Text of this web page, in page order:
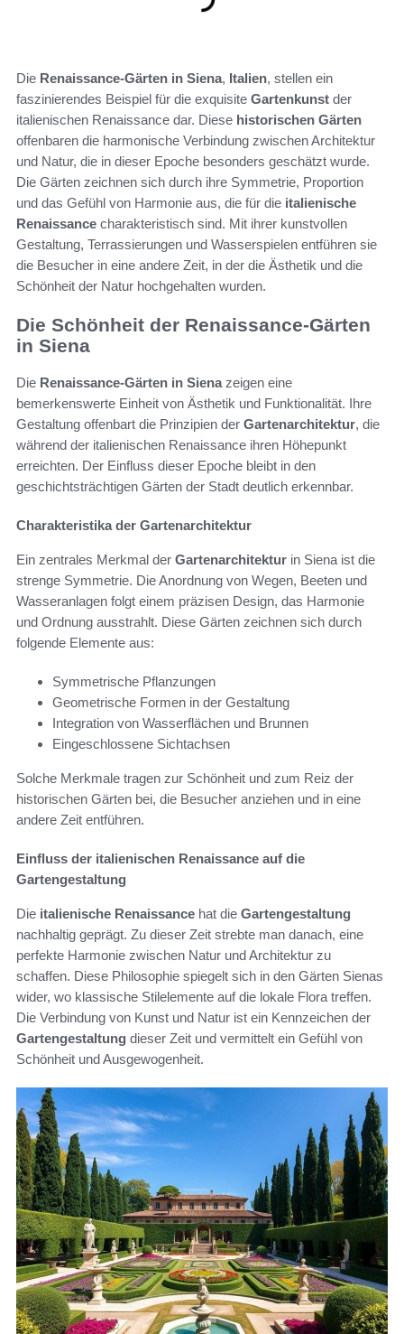
Die Renaissance-Gärten in Siena, Italien, stellen ein
faszinierendes Beispiel für die exquisite Gartenkunst der
italienischen Renaissance dar. Diese historischen Gärten
offenbaren die harmonische Verbindung zwischen Architektur
und Natur, die in dieser Epoche besonders geschätzt wurde.
Die Gärten zeichnen sich durch ihre Symmetrie, Proportion
und das Gefühl von Harmonie aus, die für die italienische
Renaissance charakteristisch sind. Mit ihrer kunstvollen
Gestaltung, Terrassierungen und Wasserspielen entführen sie
die Besucher in eine andere Zeit, in der die Ästhetik und die
Schönheit der Natur hochgehalten wurden.
Die Schönheit der Renaissance-Gärten
in Siena
Die Renaissance-Gärten in Sienazeigen eine
bemerkenswerte Einheit von Ästhetik und Funktionalität. Ihre
Gestaltung offenbart die Prinzipien der Gartenarchitektur, die
während der italienischen Renaissance ihren Höhepunkt
erreichten. Der Einfluss dieser Epoche bleibt in den
geschichtsträchtigen Gärten der Stadt deutlich erkennbar.
Charakteristika der Gartenarchitektur
Ein zentrales Merkmal der Gartenarchitektur in Siena ist die
strenge Symmetrie. Die Anordnung von Wegen, Beeten und
Wasseranlagen folgt einem präzisen Design, das Harmonie
und Ordnung ausstrahlt. Diese Gärten zeichnen sich durch
folgende Elemente aus:
Symmetrische Pflanzungen
Geometrische Formen in der Gestaltung
Integration von Wasserflächen und Brunnen
Eingeschlossene Sichtachsen
Solche Merkmale tragen zur Schönheit und zum Reiz der
historischen Gärten bei, die Besucher anziehen und in eine
andere Zeit entführen.
Einfluss der italienischen Renaissance auf die
Gartengestaltung
Die italienische Renaissance hat die Gartengestaltung
nachhaltig geprägt. Zu dieser Zeit strebte man danach, eine
perfekte Harmonie zwischen Natur und Architektur zu
schaffen. Diese Philosophie spiegelt sich in den Gärten Sienas
wider, wo klassische Stilelemente auf die lokale Flora treffen.
Die Verbindung von Kunst und Natur ist ein Kennzeichen der
Gartengestaltung dieser Zeit und vermittelt ein Gefühl von
Schönheit und Ausgewogenheit.